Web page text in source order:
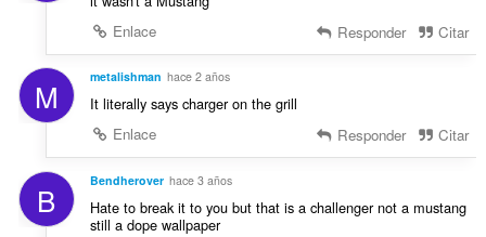
Enlace
Responder Citar
M metalishman hace 2 años
It literally says charger on the grill
Enlace
Responder Citar
B Bendherover hace 3 años
Hate to break it to you but that is a challenger not a mustang
still a dope wallpaper